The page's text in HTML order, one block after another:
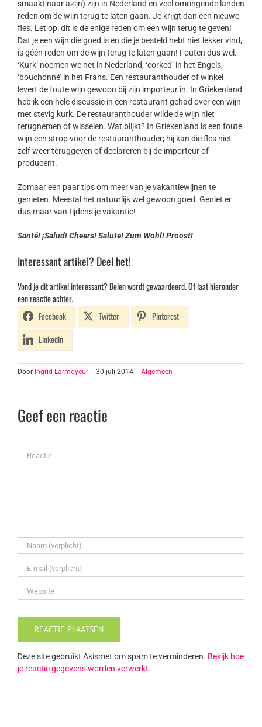
smaakt naar azijn) zijn in Nederland en veel omringende landen
reden om de wijn terug te laten gaan. Je krijgt dan een nieuwe
fles. Let op: dit is de enige reden om een wijn terug te geven!
Dat je een wijn die goed is en die je besteld hebt niet lekker vind,
is géén reden om de wijn terug te laten gaan! Fouten dus wel.
‘Kurk’ noemen we het in Nederland, ‘corked’ in het Engels,
‘bouchonné’ in het Frans. Een restauranthouder of winkel
levert de foute wijn gewoon bij zijn importeur in. In Griekenland
heb ik een hele discussie in een restaurant gehad over een wijn
met stevig kurk. De restauranthouder wilde de wijn niet
terugnemen of wisselen. Wat blijkt? In Griekenland is een foute
wijn een strop voor de restauranthouder; hij kan die fles niet
zelf weer teruggeven of declareren bij de importeur of
producent.
Zomaar een paar tips om meer van je vakantiewijnen te
genieten. Meestal het natuurlijk wel gewoon goed. Geniet er
dus maar van tijdens je vakantie!
Santé! ¡Salud! Cheers! Salute! Zum Wohl! Proost!
Interessant artikel? Deel het!
Vond je dit artikel interessant? Delen wordt gewaardeerd. Of laat hieronder
een reactie achter.
Facebook
Twitter
Pinterest
LinkedIn
Door Ingrid Larmoyeur 30 juli 2014 Algemeen
Geef een reactie
Deze site gebruikt Akismet om spam te verminderen. Bekijk hoe
je reactie gegevens worden verwerkt.